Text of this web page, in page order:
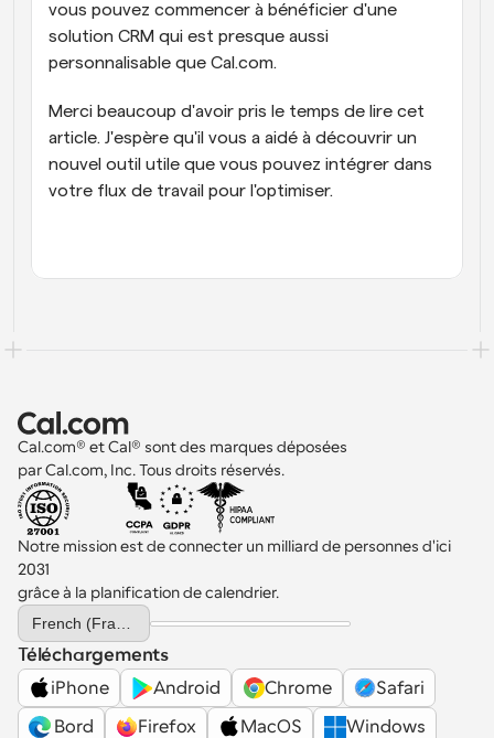
vous pouvez commencer à bénéficier d'une
solution CRM qui est presque aussi
personnalisable que Cal.com.
Merci beaucoup d'avoir pris le temps de lire cet
article. J'espère qu'il vous a aidé à découvrir un
nouvel outil utile que vous pouvez intégrer dans
votre flux de travail pour l'optimiser.
Cal.com® et Cal® sont des marques déposées
par Cal.com, Inc. Tous droits réservés.
Notre mission est de connecter un milliard de personnes d'ici
2031
grâce à la planification de calendrier.
Select Language
Téléchargements
iPhone
Android Chrome
Safari
Bord
Firefox MacOS
Windows